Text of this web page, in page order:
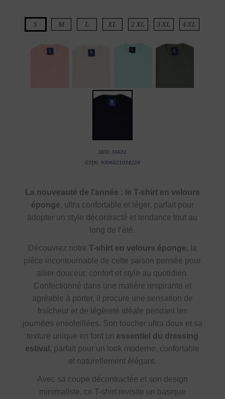
S M L XL 2 XL 3 XL 4 XL
SKU: 36631
GTIN: 9306621034228
La nouveauté de l’année : le T-shirt en velours
éponge, ultra confortable et léger, parfait pour
adopter un style décontracté et tendance tout au
long de l’été.
Découvrez notre T-shirt en velours éponge, la
pièce incontournable de cette saison pensée pour
allier douceur, confort et style au quotidien.
Confectionné dans une matière respirante et
agréable à porter, il procure une sensation de
fraîcheur et de légèreté idéale pendant les
journées ensoleillées. Son toucher ultra doux et sa
texture unique en font un essentiel du dressing
estival , parfait pour un look moderne, confortable
et naturellement élégant.
Avec sa coupe décontractée et son design
minimaliste, ce T-shirt revisite un basique